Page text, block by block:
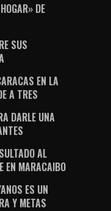
DE
SUS
EN LA
A TRES
DARLE UNA
AL
EN MARACAIBO
ES UN
Y METAS